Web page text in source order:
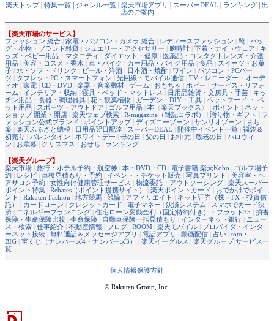
楽天トップ| 特集一覧 | ジャンル一覧 | 楽天市場アプリ | スーパーDEAL | ランキング | 出
店のご案内
【楽天市場のサービス】
ファッション 総合 | 家電・パソコン・カメラ 総合 | レディースファッション | 靴 | バッ
グ・小物・ブランド雑貨 | ジュエリー・アクセサリー | 腕時計 | 下着・ナイトウェア | キ
ッズ・ベビー用品・マタニティ | ダイエット・健康 | 医薬品・コンタクトレンズ・介護
用品 | 美容・コスメ・香水 | 車・バイク | カー用品・バイク用品 | 食品 | スイーツ・お菓
子 | 水・ソフトドリンク | ビール・洋酒 | 日本酒・焼酎 | ワイン | パソコン・PCパー
ツ | タブレットPC・スマートフォン | 光回線・モバイル通信 | TV・レコーダー・オーデ
ィオ | 家電 | CD・DVD | 楽器・音楽機材 | ゲーム | おもちゃ | ホビー | サービス・リフォ
ーム | インテリア・収納 | 寝具・ベッド・マットレス | 日用品雑貨・文房具・手芸 | キッ
チン用品・食器・調理器具 | 花・観葉植物 | ガーデン・DIY・工具 | ペットフード ・ ペ
ット用品 | スポーツ・アウトドア | ゴルフ用品 | 本 （楽天ブックス ） | ポイント | ネット
ショップ 開業・開店 | 楽天ウェブ検索 | R-magazine（雑誌コラボ） | 贈り物・ギフト | フ
ァッション公式ブランド | ポイントアップ| ディズニーゾーン | サンリオゾーン | まち
楽 | 楽天ふるさと納税 | 日用品翌日配達 | スーパーDEAL | 開催中イベント一覧 | 福袋＆
初売り | バレンタイン | ホワイトデー | 母の日 | 父の日 | お中元 | 敬老の日 | ハロウィ
ン | お歳暮 | クリスマス | おせち | ランキング
【楽天グループ】
楽天市場 | 旅行・ホテル予約・航空券 | 本・DVD・CD | 電子書籍 楽天Kobo | ゴルフ場予
約 | レシピ | 車検見積もり・予約 | イベント・チケット販売 | 写真プリント | 美容室・ヘ
アサロン予約 | 女性向け健康管理サービス | 物流委託・アウトソーシング | 楽天スーパー
ポイント特集 | Rebates（ポイント提携サイト） | 楽天ポイントカード | おでかけでポイ
ント | Rakuten Fashion | 地方競馬 | 競輪 | アフィリエイト | ネット証券（株・FX・投資信
託）
| カードローン | クレジットカード | 電子マネー | 決済システム | スマホでカード決
済 | エネルギープランニング | 住宅ローン変動金利（固定特約付き）・フラット35 | 損害
保険・生命保険比較 | 生命保険 | 自動車保険一括見積もり | インターネット銀行 | ニュー
ス・検索 | 仕事紹介 | 不動産情報 | ブログ | ROOM | 楽天モバイル | プロバイダ・インタ
ーネット接続 | 無料通話＆メッセージアプリ | 電話アプリ | 動画配信 | 占い | toto・
BIG | 宝くじ（ナンバーズ4・ナンバーズ3） | 楽天イーグルス | 楽天グループ サービス一
覧
個人情報保護方針
© Rakuten Group, Inc.